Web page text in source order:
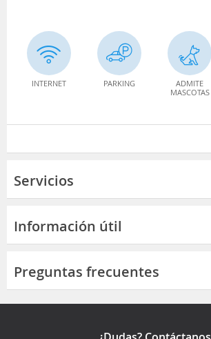
INTERNET PARKING
ADMITE
MASCOTAS
Servicios
Información útil
Preguntas frecuentes